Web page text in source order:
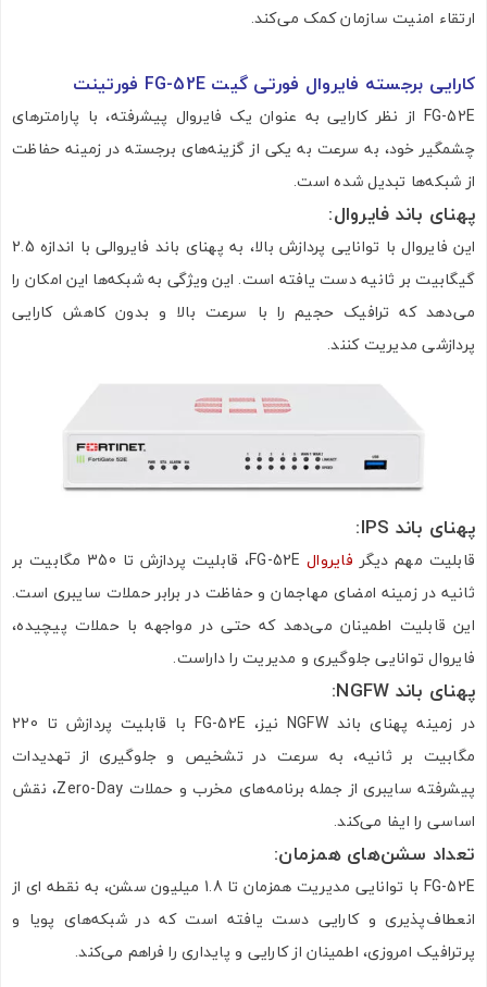
ارتقاء امنیت سازمان کمک می‌کند.
کارایی برجسته فایروال فورتی گیت FG-52E فورتینت
FG-52E از نظر کارایی به عنوان یک فایروال پیشرفته، با پارامترهای
چشمگیر خود، به سرعت به یکی از گزینه‌های برجسته در زمینه حفاظت
از شبکه‌ها تبدیل شده است.
پهنای باند فایروال:
این فایروال با توانایی پردازش بالا، به پهنای باند فایروالی با اندازه 2.5
گیگابیت بر ثانیه دست یافته است. این ویژگی به شبکه‌ها این امکان را
می‌دهد که ترافیک حجیم را با سرعت بالا و بدون کاهش کارایی
پردازشی مدیریت کنند.
پهنای باند
قابلیت مهم دیگر فایروال
FG-52E، قابلیت پردازش تا 350 مگابیت بر
ثانیه در زمینه امضای مهاجمان و حفاظت در برابر حملات سایبری است.
این قابلیت اطمینان می‌دهد که حتی در مواجهه با حملات پیچیده،
فایروال توانایی جلوگیری و مدیریت را داراست.
پهنای باند
در زمینه پهنای باند NGFW نیز، FG-52E با قابلیت پردازش تا 220
مگابیت بر ثانیه، به سرعت در تشخیص و جلوگیری از تهدیدات
پیشرفته سایبری از جمله برنامه‌های مخرب و حملات Zero-Day، نقش
اساسی را ایفا می‌کند.
تعداد سشن‌های همزمان:
FG-52E با توانایی مدیریت همزمان تا 1.8 میلیون سشن، به نقطه ای از
انعطاف‌پذیری و کارایی دست یافته است که در شبکه‌های پویا و
پرترافیک امروزی، اطمینان از کارایی و پایداری را فراهم می‌کند.